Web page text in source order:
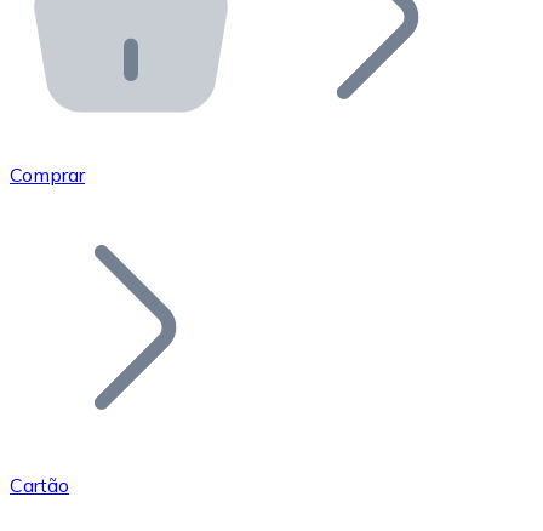
API Bitnovo
Integre nossa API no seu ecossistema.
Junte-se à nossa rede de revendedores e comercialize
Adicione o token do seu projeto ao nosso serviço de
Comprar
Cartão